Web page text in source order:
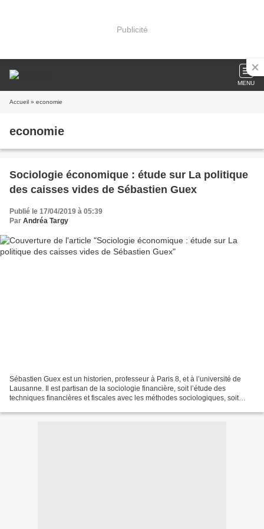
Publicité
MENU
Accueil » economie
economie
Sociologie économique : étude sur La politique
des caisses vides de Sébastien Guex
Publié le 17/04/2019 à 05:39
Par Andréa Targy
Sébastien Guex est un historien, professeur à Paris 8, et à l’université de
Lausanne. Il est partisan de la sociologie financière, soit l’étude des
techniques financières et fiscales avec les méthodes sociologiques, soit